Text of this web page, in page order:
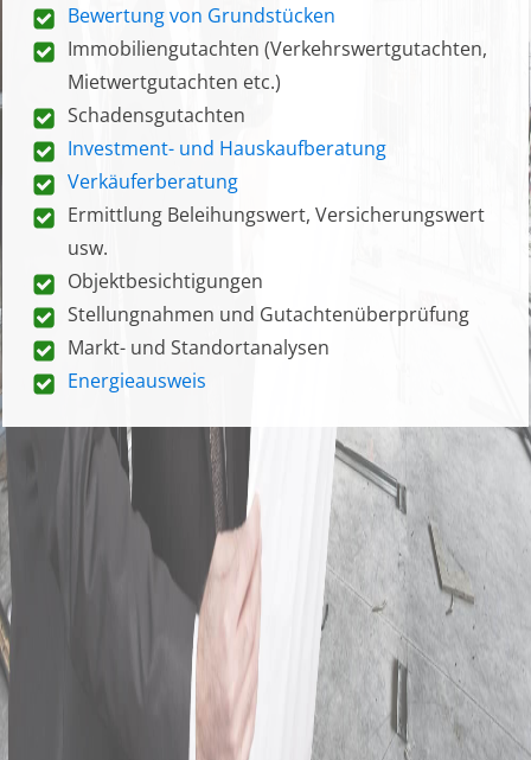
Bewertung von Grundstücken
Immobiliengutachten (Verkehrswertgutachten,
Mietwertgutachten etc.)
Schadensgutachten
Investment- und Hauskaufberatung
Verkäuferberatung
Ermittlung Beleihungswert, Versicherungswert
usw.
Objektbesichtigungen
Stellungnahmen und Gutachtenüberprüfung
Markt- und Standortanalysen
Energieausweis